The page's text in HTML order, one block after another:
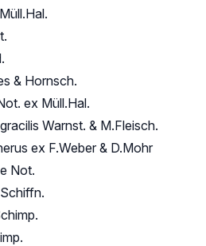
& Hornsch.
ex Müll.Hal.
Warnst. & M.Fleisch.
ex F.Weber & D.Mohr
Not.